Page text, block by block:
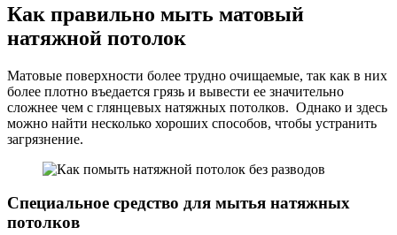
Как правильно мыть матовый
натяжной потолок
Матовые поверхности более трудно очищаемые, так как в них
более плотно въедается грязь и вывести ее значительно
сложнее чем с глянцевых натяжных потолков. Однако и здесь
можно найти несколько хороших способов, чтобы устранить
загрязнение.
Специальное средство для мытья натяжных
потолков